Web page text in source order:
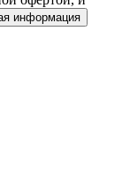
информация